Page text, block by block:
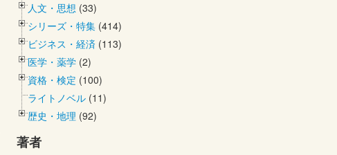
人文・思想 (33)
シリーズ・特集 (414)
ビジネス・経済 (113)
医学・薬学 (2)
資格・検定 (100)
ライトノベル (11)
歴史・地理 (92)
著者